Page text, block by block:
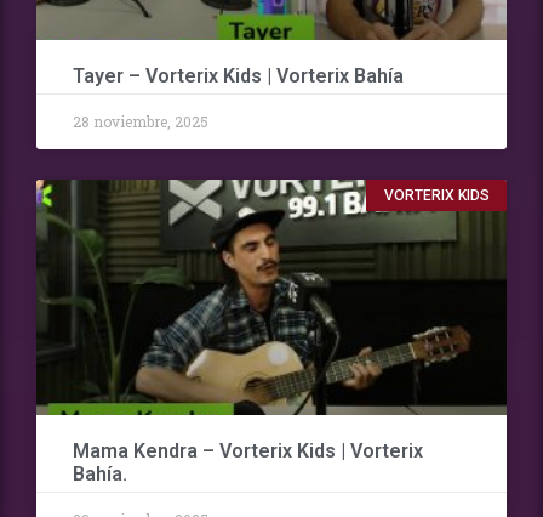
Tayer – Vorterix Kids | Vorterix Bahía
28 noviembre, 2025
VORTERIX KIDS
Mama Kendra – Vorterix Kids | Vorterix
Bahía.